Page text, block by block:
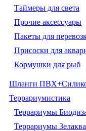
Таймеры для света
Прочие аксессуары
Пакеты для
Присоски для
Кормушки для рыб
Шланги
Террариумистика
Террариумы
Террариумы